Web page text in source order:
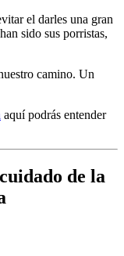
el darles una gran
sido sus porristas,
camino. Un
aquí podrás entender
de la